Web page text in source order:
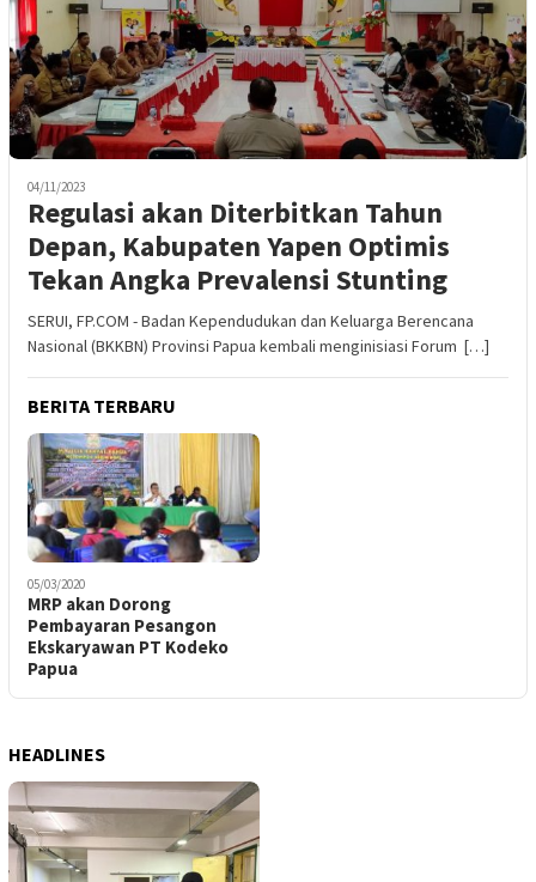
04/11/2023
Regulasi akan Diterbitkan Tahun
Depan, Kabupaten Yapen Optimis
Tekan Angka Prevalensi Stunting
SERUI, FP.COM - Badan Kependudukan dan Keluarga Berencana
Nasional (BKKBN) Provinsi Papua kembali menginisiasi Forum […]
BERITA TERBARU
05/03/2020
MRP akan Dorong
Pembayaran Pesangon
Ekskaryawan PT Kodeko
Papua
HEADLINES